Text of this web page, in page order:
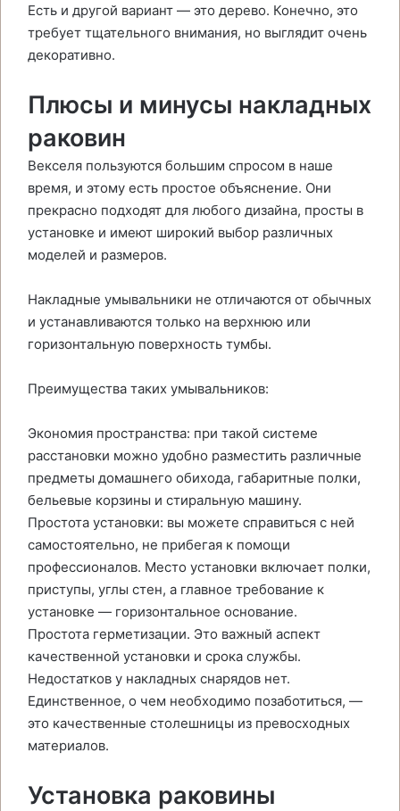
Есть и другой вариант — это дерево. Конечно, это
требует тщательного внимания, но выглядит очень
декоративно.
Плюсы и минусы накладных
раковин
Векселя пользуются большим спросом в наше
время, и этому есть простое объяснение. Они
прекрасно подходят для любого дизайна, просты в
установке и имеют широкий выбор различных
моделей и размеров.
Накладные умывальники не отличаются от обычных
и устанавливаются только на верхнюю или
горизонтальную поверхность тумбы.
Преимущества таких умывальников:
Экономия пространства: при такой системе
расстановки можно удобно разместить различные
предметы домашнего обихода, габаритные полки,
бельевые корзины и стиральную машину.
Простота установки: вы можете справиться с ней
самостоятельно, не прибегая к помощи
профессионалов. Место установки включает полки,
приступы, углы стен, а главное требование к
установке — горизонтальное основание.
Простота герметизации. Это важный аспект
качественной установки и срока службы.
Недостатков у накладных снарядов нет.
Единственное, о чем необходимо позаботиться, —
это качественные столешницы из превосходных
материалов.
Установка раковины